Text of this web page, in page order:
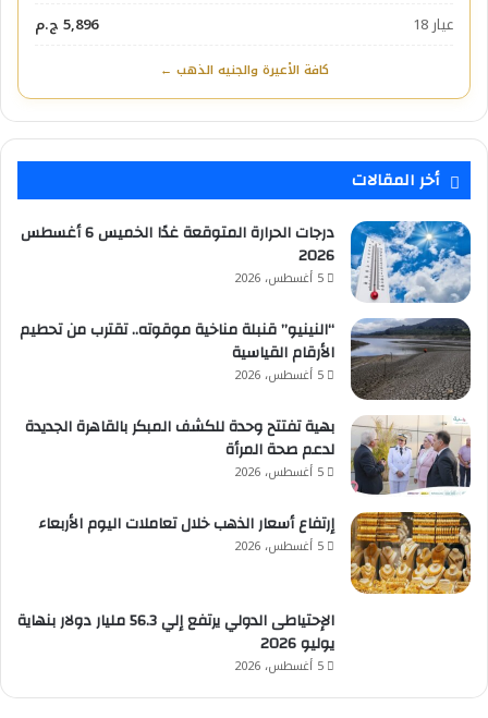
عيار 18
5,896 ج.م
كافة الأعيرة والجنيه الذهب ←
أخر المقالات
درجات الحرارة المتوقعة غدًا الخميس 6 أغسطس
2026
5 أغسطس، 2026
“النينيو” قنبلة مناخية موقوته.. تقترب من تحطيم
الأرقام القياسية
5 أغسطس، 2026
بهية تفتتح وحدة للكشف المبكر بالقاهرة الجديدة
لدعم صحة المرأة
5 أغسطس، 2026
إرتفاع أسعار الذهب خلال تعاملات اليوم الأربعاء
5 أغسطس، 2026
الإحتياطى الدولي يرتفع إلي 56.3 مليار دولار بنهاية
يوليو 2026
5 أغسطس، 2026